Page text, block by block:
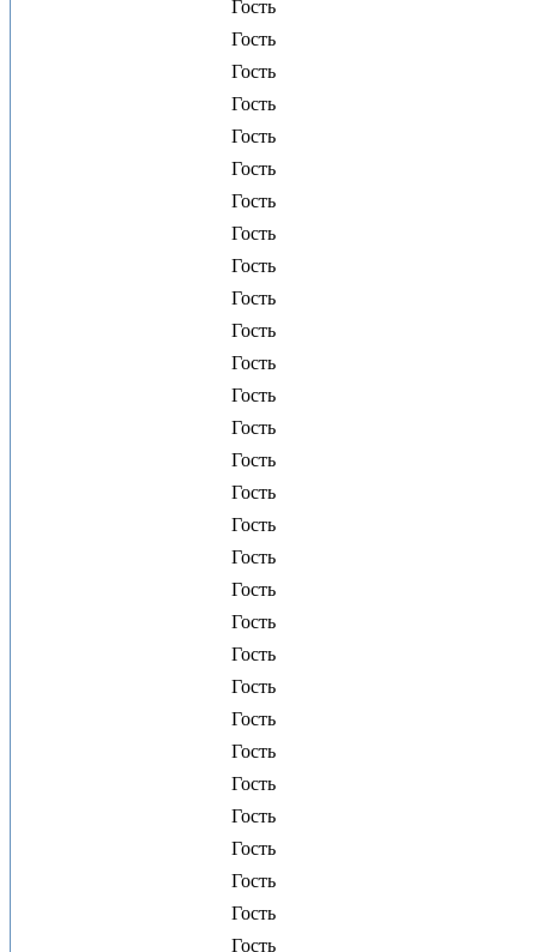
Гость
Гость
Гость
Гость
Гость
Гость
Гость
Гость
Гость
Гость
Гость
Гость
Гость
Гость
Гость
Гость
Гость
Гость
Гость
Гость
Гость
Гость
Гость
Гость
Гость
Гость
Гость
Гость
Гость
Гость